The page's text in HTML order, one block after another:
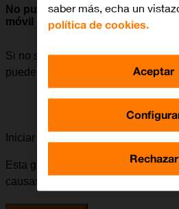
No puedo utilizar la conexión de
móvil
Si no se puede utilizar la conexión
puede haber varias causas
Iniciar la guía para solucionar tu
Esta guía te va a conducir a través
causas y soluciones al problema.
saber más, echa un
política de cookies.
Rechazar
Aceptar